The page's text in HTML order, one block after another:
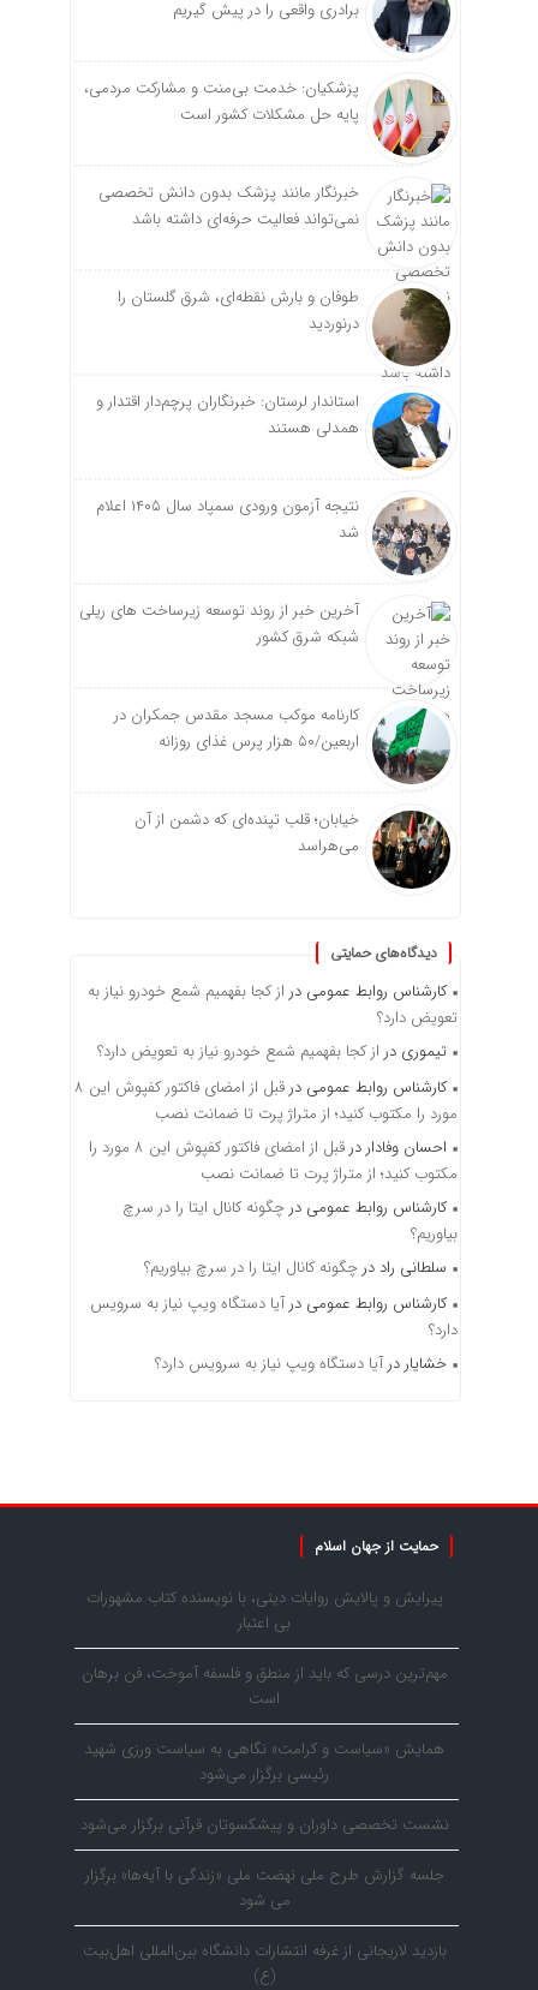
برادری واقعی را در پیش گیریم
پزشکیان: خدمت بی‌منت و مشارکت مردمی،
پایه حل مشکلات کشور است
خبرنگار مانند پزشک بدون دانش تخصصی
نمی‌تواند فعالیت حرفه‌ای داشته باشد
طوفان و بارش نقطه‌ای، شرق گلستان را
درنوردید
استاندار لرستان: خبرنگاران پرچم‌دار اقتدار و
همدلی هستند
نتیجه آزمون ورودی سمپاد سال ۱۴۰۵ اعلام
شد
آخرین خبر از روند توسعه زیرساخت های ریلی
شبکه شرق کشور
کارنامه موکب مسجد مقدس جمکران در
اربعین/۵۰ هزار پرس غذای روزانه
خیابان؛ قلب تپنده‌ای که دشمن از آن
می‌هراسد
دیدگاه‌های حمایتی
کارشناس روابط عمومی در از کجا بفهمیم شمع خودرو نیاز به
تعویض دارد؟
تیموری در از کجا بفهمیم شمع خودرو نیاز به تعویض دارد؟
کارشناس روابط عمومی در
قبل از امضای فاکتور کفپوش این ۸
مورد را مکتوب کنید؛ از متراژ پرت تا ضمانت نصب
احسان وفادار در
قبل از امضای فاکتور کفپوش این ۸ مورد را
مکتوب کنید؛ از متراژ پرت تا ضمانت نصب
کارشناس روابط عمومی در چگونه کانال ایتا را در سرچ
بیاوریم؟
سلطانی راد در چگونه کانال ایتا را در سرچ بیاوریم؟
کارشناس روابط عمومی در آیا دستگاه ویپ نیاز به سرویس
دارد؟
خشایار در آیا دستگاه ویپ نیاز به سرویس دارد؟
حمایت از جهان اسلام
پیرایش و پالایش روایات دینی، با نویسنده کتاب مشهورات
بی اعتبار
مهم‌ترین درسی که باید از منطق و فلسفه آموخت، فن برهان
است
همایش «سیاست و کرامت» نگاهی به سیاست ورزی شهید
رئیسی برگزار می‌شود
نشست تخصصی داوران و پیشکسوتان قرآنی برگزار می‌شود
جلسه گزارش طرح ملی نهضت ملی «زندگی با آیه‌ها» برگزار
می شود
بازدید لاریجانی از غرفه انتشارات دانشگاه بین‌المللی اهل‌بیت
(ع)